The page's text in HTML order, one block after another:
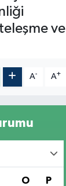
ve
A- A+
O P